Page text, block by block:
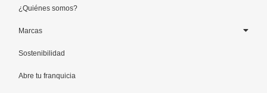
¿Quiénes somos?
Marcas
Sostenibilidad
Abre tu franquicia